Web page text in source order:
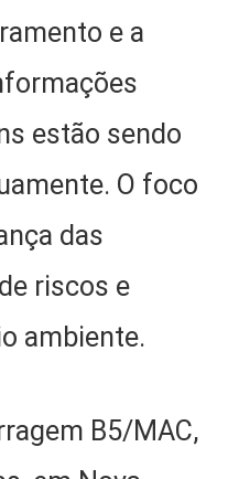
e a
estão sendo
O foco
das
riscos e
ambiente.
B5/MAC,